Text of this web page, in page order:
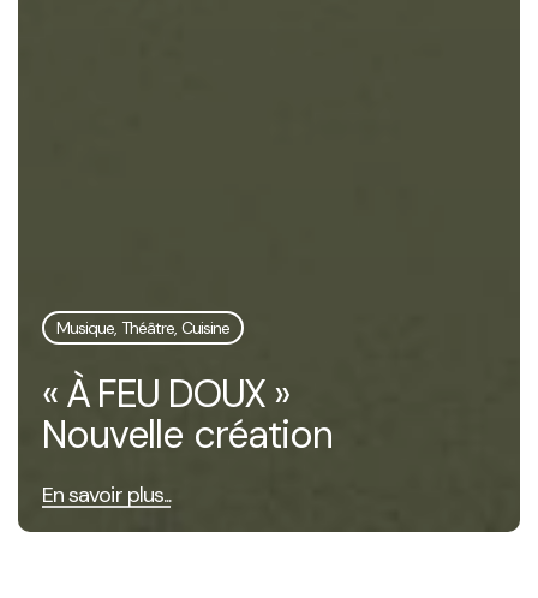
Musique, Théâtre, Cuisine
« À FEU DOUX »
Nouvelle création
En savoir plus...